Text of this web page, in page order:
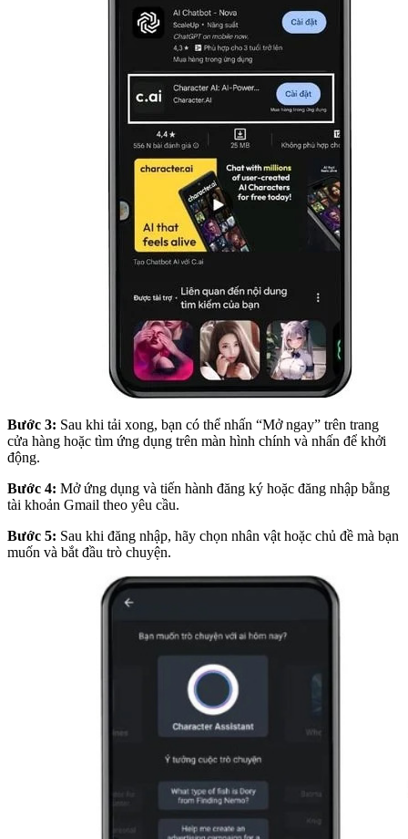
Bước 3: Sau khi tải xong, bạn có thể nhấn “Mở ngay” trên trang
cửa hàng hoặc tìm ứng dụng trên màn hình chính và nhấn để khởi
động.
Bước 4: Mở ứng dụng và tiến hành đăng ký hoặc đăng nhập bằng
tài khoản Gmail theo yêu cầu.
Bước 5: Sau khi đăng nhập, hãy chọn nhân vật hoặc chủ đề mà bạn
muốn và bắt đầu trò chuyện.